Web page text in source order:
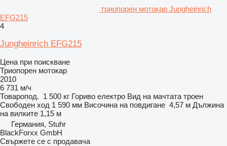
триопорен мотокар Jungheinrich
EFG215
4
Jungheinrich EFG215
Цена при поискване
Триопорен мотокар
2010
6 731 м/ч
Товаропод. 1 500 кг Гориво електро Вид на мачтата троен
Свободен ход 1 590 мм Височина на повдигане 4,57 м Дължина
на вилките 1,15 м
Германия, Stuhr
BlackForxx GmbH
Свържете се с продавача